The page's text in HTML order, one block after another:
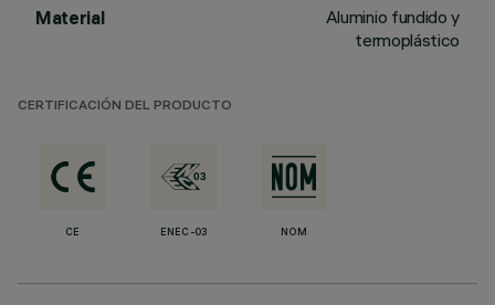
Material
Aluminio fundido y
termoplástico
CERTIFICACIÓN DEL PRODUCTO
CE ENEC-03 NOM